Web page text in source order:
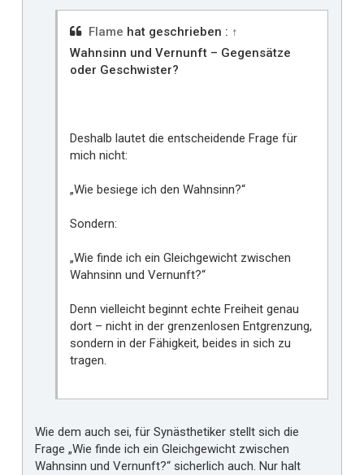
Flame hat geschrieben : ↑
Wahnsinn und Vernunft – Gegensätze
oder Geschwister?
Deshalb lautet die entscheidende Frage für
mich nicht:
„Wie besiege ich den Wahnsinn?“
Sondern:
„Wie finde ich ein Gleichgewicht zwischen
Wahnsinn und Vernunft?“
Denn vielleicht beginnt echte Freiheit genau
dort – nicht in der grenzenlosen Entgrenzung,
sondern in der Fähigkeit, beides in sich zu
tragen.
Wie dem auch sei, für Synästhetiker stellt sich die
Frage „Wie finde ich ein Gleichgewicht zwischen
Wahnsinn und Vernunft?“ sicherlich auch. Nur halt